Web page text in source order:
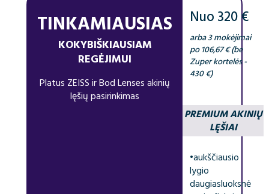
TINKAMIAUSIAS
KOKYBIŠKIAUSIAM
REGĖJIMUI
Platus ZEISS ir Bod Lenses akinių
lęšių pasirinkimas
Nuo 320 €
arba 3 mokėjimai
po 106,67 € (be
Zuper kortelės -
430 €)
PREMIUM AKINIŲ
LĘŠIAI
•aukščiausio
lygio
daugiasluoksnė